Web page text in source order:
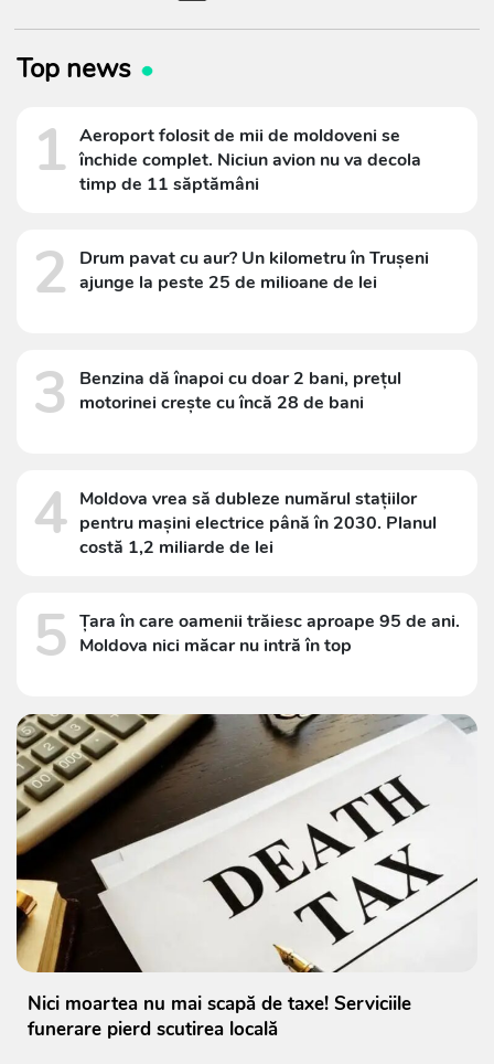
Top news
1 Aeroport folosit de mii de moldoveni se
închide complet. Niciun avion nu va decola
timp de 11 săptămâni
2
Drum pavat cu aur? Un kilometru în Trușeni
ajunge la peste 25 de milioane de lei
3
Benzina dă înapoi cu doar 2 bani, prețul
motorinei crește cu încă 28 de bani
4 Moldova vrea să dubleze numărul stațiilor
pentru mașini electrice până în 2030. Planul
costă 1,2 miliarde de lei
5 Țara în care oamenii trăiesc aproape 95 de ani.
Moldova nici măcar nu intră în top
Nici moartea nu mai scapă de taxe! Serviciile
funerare pierd scutirea locală